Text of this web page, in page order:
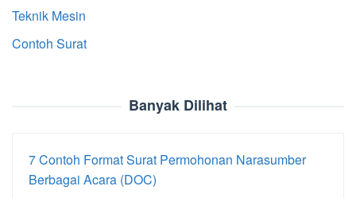
Teknik Mesin
Contoh Surat
Banyak Dilihat
7 Contoh Format Surat Permohonan Narasumber
Berbagai Acara (DOC)